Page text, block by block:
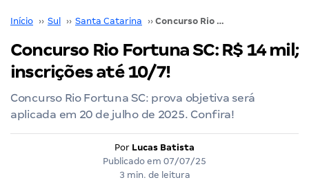
Início ›› Sul ›› Santa Catarina ›› Concurso Rio Fortuna SC: R$ 14 mil; inscrições até 10/7!
Concurso Rio Fortuna SC: R$ 14 mil;
inscrições até 10/7!
Concurso Rio Fortuna SC: prova objetiva será
aplicada em 20 de julho de 2025. Confira!
Por Lucas Batista
Publicado em 07/07/25
3 min. de leitura